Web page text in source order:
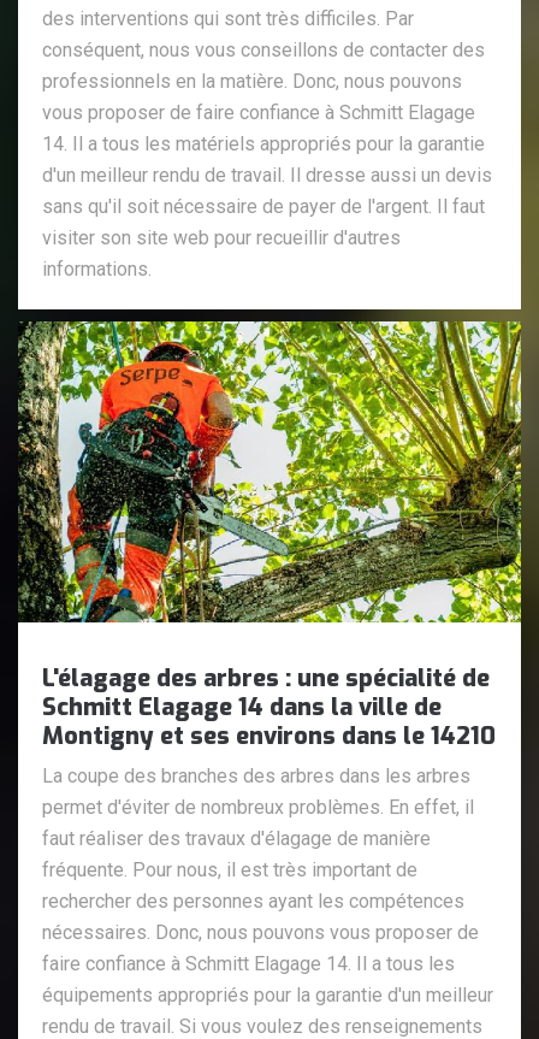
des interventions qui sont très difficiles. Par
conséquent, nous vous conseillons de contacter des
professionnels en la matière. Donc, nous pouvons
vous proposer de faire confiance à Schmitt Elagage
14. Il a tous les matériels appropriés pour la garantie
d'un meilleur rendu de travail. Il dresse aussi un devis
sans qu'il soit nécessaire de payer de l'argent. Il faut
visiter son site web pour recueillir d'autres
informations.
L'élagage des arbres : une spécialité de
Schmitt Elagage 14 dans la ville de
Montigny et ses environs dans le 14210
La coupe des branches des arbres dans les arbres
permet d'éviter de nombreux problèmes. En effet, il
faut réaliser des travaux d'élagage de manière
fréquente. Pour nous, il est très important de
rechercher des personnes ayant les compétences
nécessaires. Donc, nous pouvons vous proposer de
faire confiance à Schmitt Elagage 14. Il a tous les
équipements appropriés pour la garantie d'un meilleur
rendu de travail. Si vous voulez des renseignements